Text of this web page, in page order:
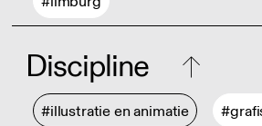
Discipline
#illustratie en animatie